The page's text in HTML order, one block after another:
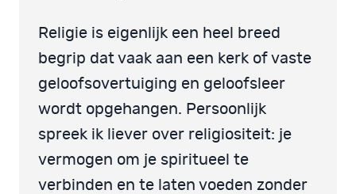
Religie is eigenlijk een heel breed
begrip dat vaak aan een kerk of vaste
geloofsovertuiging en geloofsleer
wordt opgehangen. Persoonlijk
spreek ik liever over religiositeit: je
vermogen om je spiritueel te
verbinden en te laten voeden zonder